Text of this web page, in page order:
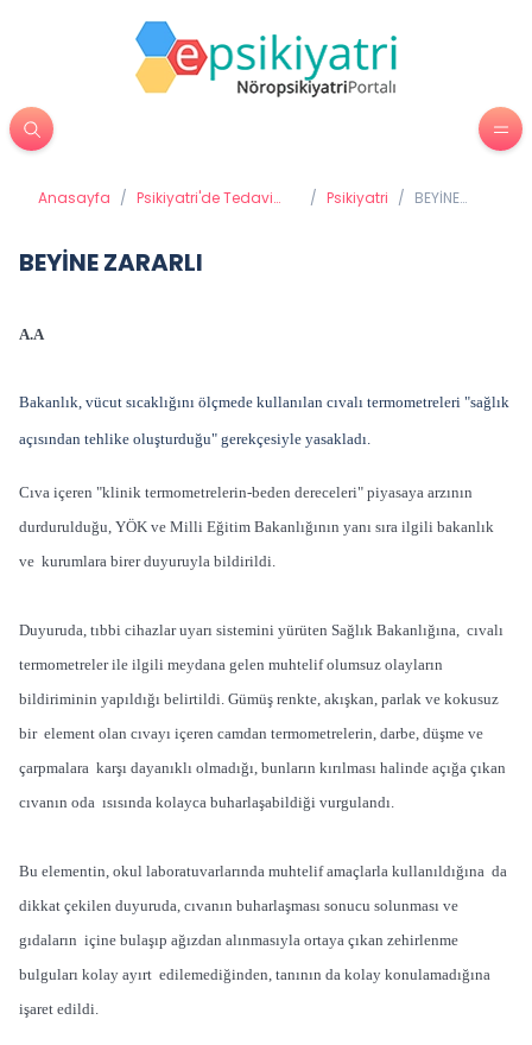
Anasayfa / Psikiyatri'de Tedavi
/ Psikiyatri / BEYİNE
BEYİNE ZARARLI
A.A
Bakanlık, vücut sıcaklığını ölçmede kullanılan cıvalı termometreleri "sağlık
açısından tehlike oluşturduğu" gerekçesiyle yasakladı.
Cıva içeren "klinik termometrelerin-beden dereceleri" piyasaya arzının
durdurulduğu, YÖK ve Milli Eğitim Bakanlığının yanı sıra ilgili bakanlık
ve kurumlara birer duyuruyla bildirildi.
Duyuruda, tıbbi cihazlar uyarı sistemini yürüten Sağlık Bakanlığına, cıvalı
termometreler ile ilgili meydana gelen muhtelif olumsuz olayların
bildiriminin yapıldığı belirtildi. Gümüş renkte, akışkan, parlak ve kokusuz
bir element olan cıvayı içeren camdan termometrelerin, darbe, düşme ve
çarpmalara karşı dayanıklı olmadığı, bunların kırılması halinde açığa çıkan
cıvanın oda ısısında kolayca buharlaşabildiği vurgulandı.
Bu elementin, okul laboratuvarlarında muhtelif amaçlarla kullanıldığına da
dikkat çekilen duyuruda, cıvanın buharlaşması sonucu solunması ve
gıdaların içine bulaşıp ağızdan alınmasıyla ortaya çıkan zehirlenme
bulguları kolay ayırt edilemediğinden, tanının da kolay konulamadığına
işaret edildi.